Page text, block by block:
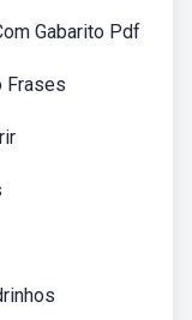
Gabarito Pdf
Frases